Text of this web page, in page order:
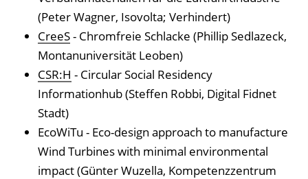
(Peter Wagner, Isovolta; Verhindert)
CreeS- Chromfreie Schlacke (Phillip Sedlazeck,
Montanuniversität Leoben)
CSR:H - Circular Social Residency
Informationhub (Steffen Robbi, Digital Fidnet
Stadt)
EcoWiTu - Eco-design approach to manufacture
Wind Turbines with minimal environmental
impact (Günter Wuzella, Kompetenzzentrum